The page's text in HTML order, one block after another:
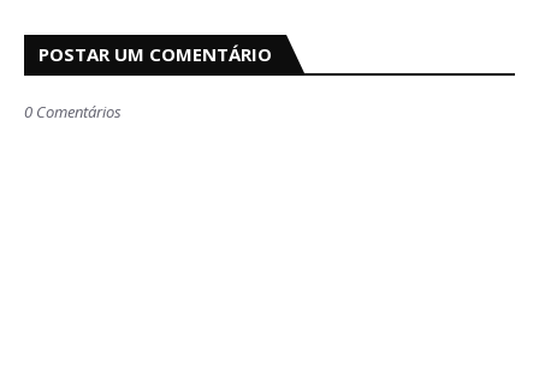
POSTAR UM COMENTÁRIO
0 Comentários